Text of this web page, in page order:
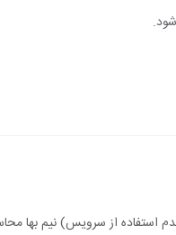
از سرویس) رایگان می‌باشد و بازه سنی برای اقامت کودک بین 3 الی 5 سال (درصورت